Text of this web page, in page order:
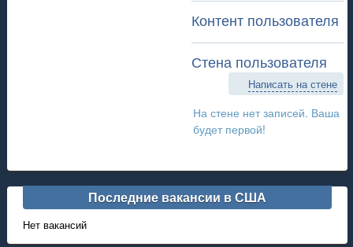
Контент пользователя
Стена пользователя
Написать на стене
На стене нет записей. Ваша
будет первой!
Последние вакансии в США
Нет вакансий